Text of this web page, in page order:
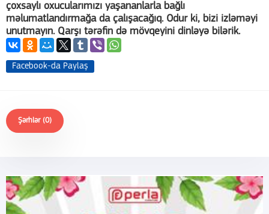
çoxsaylı oxucularımızı yaşananlarla bağlı
məlumatlandırmağa da çalışacağıq. Odur ki, bizi izləməyi
unutmayın. Qarşı tərəfin də mövqeyini dinləyə bilərik.
Facebook-da Paylaş
Şərhlər (0)